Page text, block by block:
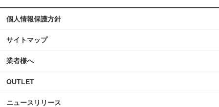
ニュースリリース
個人情報保護方針
サイトマップ
業者様へ
OUTLET